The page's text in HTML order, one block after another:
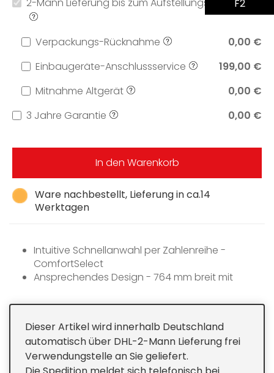
F2
Ware nachbestellt, Lieferung in ca.14
Werktagen
2-Mann Lieferung bis zum Aufstellungsort 0,00 €
Verpackungs-Rücknahme
0,00 €
Einbaugeräte-Anschlussservice
199,00 €
Mitnahme Altgerät
0,00 €
3 Jahre Garantie
0,00 €
In den Warenkorb
Intuitive Schnellanwahl per Zahlenreihe -
ComfortSelect
Ansprechendes Design - 764 mm breit mit
Unübertroffen schnell - 1 ExtraSpeed-Kochzone
Automatikfunktion Con@ctivity 2.0
Dieser Artikel wird innerhalb Deutschland
automatisch über DHL-2-Mann Lieferung frei
Verwendungstelle an Sie geliefert.